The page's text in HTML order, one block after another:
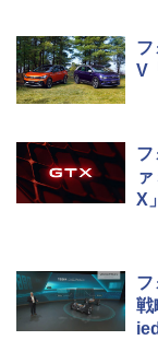
フ
V
フ
X
フ
戦